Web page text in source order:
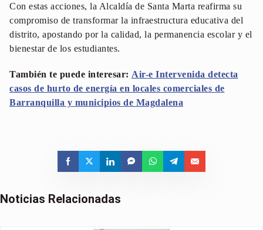
Con estas acciones, la Alcaldía de Santa Marta reafirma su
compromiso de transformar la infraestructura educativa del
distrito, apostando por la calidad, la permanencia escolar y el
bienestar de los estudiantes.
También te puede interesar: Air-e Intervenida detecta
casos de hurto de energía en locales comerciales de
Barranquilla y municipios de Magdalena
Noticias Relacionadas